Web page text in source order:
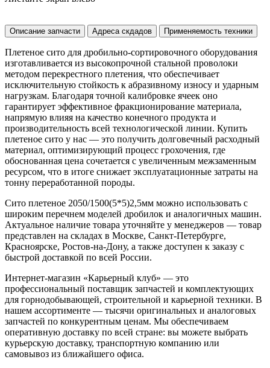
Описание запчасти Адреса скдадов Применяемость техники
Плетеное сито для дробильно-сортировочного оборудования
изготавливается из высокопрочной стальной проволоки
методом перекрестного плетения, что обеспечивает
исключительную стойкость к абразивному износу и ударным
нагрузкам. Благодаря точной калибровке ячеек оно
гарантирует эффективное фракционирование материала,
напрямую влияя на качество конечного продукта и
производительность всей технологической линии. Купить
плетеное сито у нас — это получить долговечный расходный
материал, оптимизирующий процесс грохочения, где
обоснованная цена сочетается с увеличенным межзаменным
ресурсом, что в итоге снижает эксплуатационные затраты на
тонну переработанной породы.
Сито плетеное 2050/1500(5*5)2,5мм можно использовать с
широким перечнем моделей дробилок и аналогичных машин.
Актуальное наличие товара уточняйте у менеджеров — товар
представлен на складах в Москве, Санкт-Петербурге,
Красноярске, Ростов-на-Дону, а также доступен к заказу с
быстрой доставкой по всей России.
Интернет-магазин «Карьерный клуб» — это
профессиональный поставщик запчастей и комплектующих
для горнодобывающей, строительной и карьерной техники. В
нашем ассортименте — тысячи оригинальных и аналоговых
запчастей по конкурентным ценам. Мы обеспечиваем
оперативную доставку по всей стране: вы можете выбрать
курьерскую доставку, транспортную компанию или
самовывоз из ближайшего офиса.